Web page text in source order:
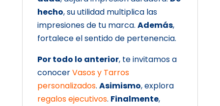
hecho, su utilidad multiplica las
impresiones de tu marca. Además,
fortalece el sentido de pertenencia.
Por todo lo anterior, te invitamos a
conocerVasos y Tarros
personalizados. Asimismo, explora
regalos ejecutivos. Finalmente,